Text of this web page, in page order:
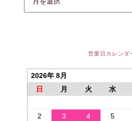
営業日カレンダ
2026年 8月
日
月 火 水
2
3 4 5